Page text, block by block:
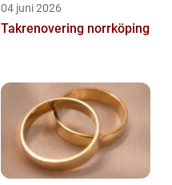
04 juni 2026
Takrenovering norrköping